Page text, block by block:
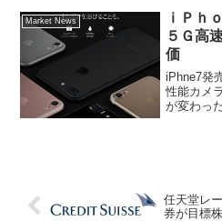
Market News
ｉＰｈ
５Ｇ高
価
iPhne7発
性能カメ
が変わっ
理速度は
任天堂レ
券が目標